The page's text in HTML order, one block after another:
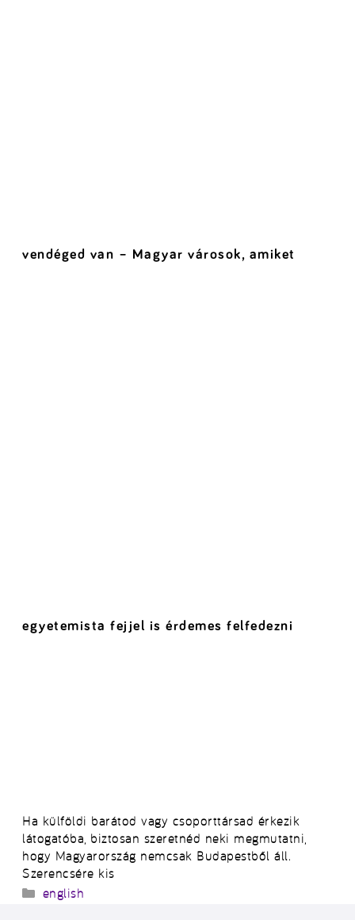
vendéged van – Magyar városok, amiket
egyetemista fejjel is érdemes felfedezni
Ha külföldi barátod vagy csoporttársad érkezik
látogatóba, biztosan szeretnéd neki megmutatni,
hogy Magyarország nemcsak Budapestből áll.
Szerencsére kis
Kategória
english